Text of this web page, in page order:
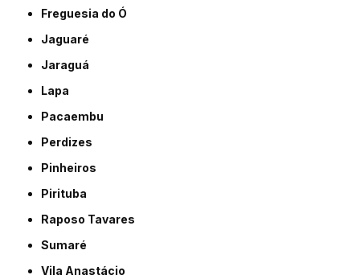
Freguesia do Ó
Jaguaré
Jaraguá
Lapa
Pacaembu
Perdizes
Pinheiros
Pirituba
Raposo Tavares
Sumaré
Vila Anastácio